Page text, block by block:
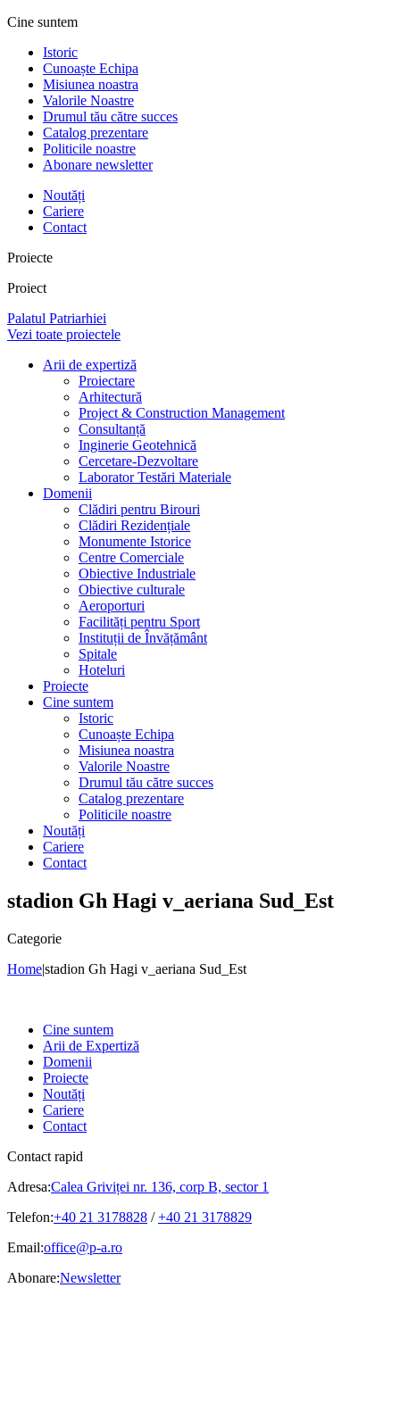
Cine suntem
Istoric
Cunoaște Echipa
Misiunea noastra
Valorile Noastre
Drumul tău către succes
Catalog prezentare
Politicile noastre
Abonare newsletter
Noutăți
Cariere
Contact
Proiecte
Proiect
Palatul Patriarhiei
Vezi toate proiectele
Arii de expertiză
Proiectare
Arhitectură
Project & Construction Management
Consultanță
Inginerie Geotehnică
Cercetare-Dezvoltare
Laborator Testări Materiale
Domenii
Clădiri pentru Birouri
Clădiri Rezidențiale
Monumente Istorice
Centre Comerciale
Obiective Industriale
Obiective culturale
Aeroporturi
Facilități pentru Sport
Instituții de Învățământ
Spitale
Hoteluri
Proiecte
Cine suntem
Istoric
Cunoaște Echipa
Misiunea noastra
Valorile Noastre
Drumul tău către succes
Catalog prezentare
Politicile noastre
Noutăți
Cariere
Contact
stadion Gh Hagi v_aeriana Sud_Est
Categorie
Home|stadion Gh Hagi v_aeriana Sud_Est
Cine suntem
Arii de Expertiză
Domenii
Proiecte
Noutăți
Cariere
Contact
Contact rapid
Adresa:Calea Griviței nr. 136, corp B, sector 1
Telefon:+40 21 3178828 /+40 21 3178829
Email:office@p-a.ro
Abonare:Newsletter